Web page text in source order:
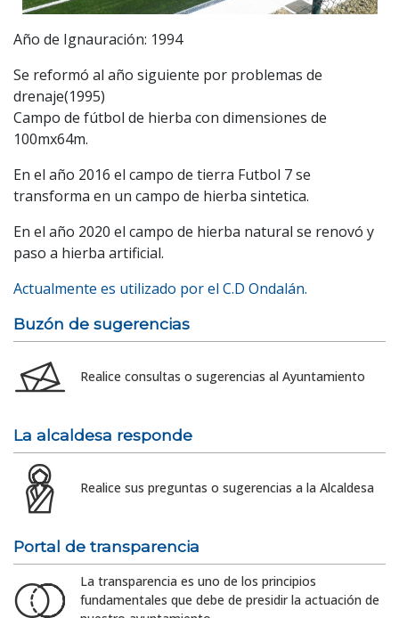
Año de Ignauración: 1994
Se reformó al año siguiente por problemas de
drenaje(1995)
Campo de fútbol de hierba con dimensiones de
100mx64m.
En el año 2016 el campo de tierra Futbol 7 se
transforma en un campo de hierba sintetica.
En el año 2020 el campo de hierba natural se renovó y
paso a hierba artificial.
Actualmente es utilizado por el C.D Ondalán.
Buzón de sugerencias
Realice consultas o sugerencias al Ayuntamiento
La alcaldesa responde
Realice sus preguntas o sugerencias a la Alcaldesa
Portal de transparencia
La transparencia es uno de los principios
fundamentales que debe de presidir la actuación de